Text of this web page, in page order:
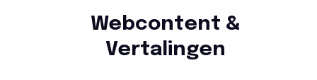
Webcontent &
Vertalingen